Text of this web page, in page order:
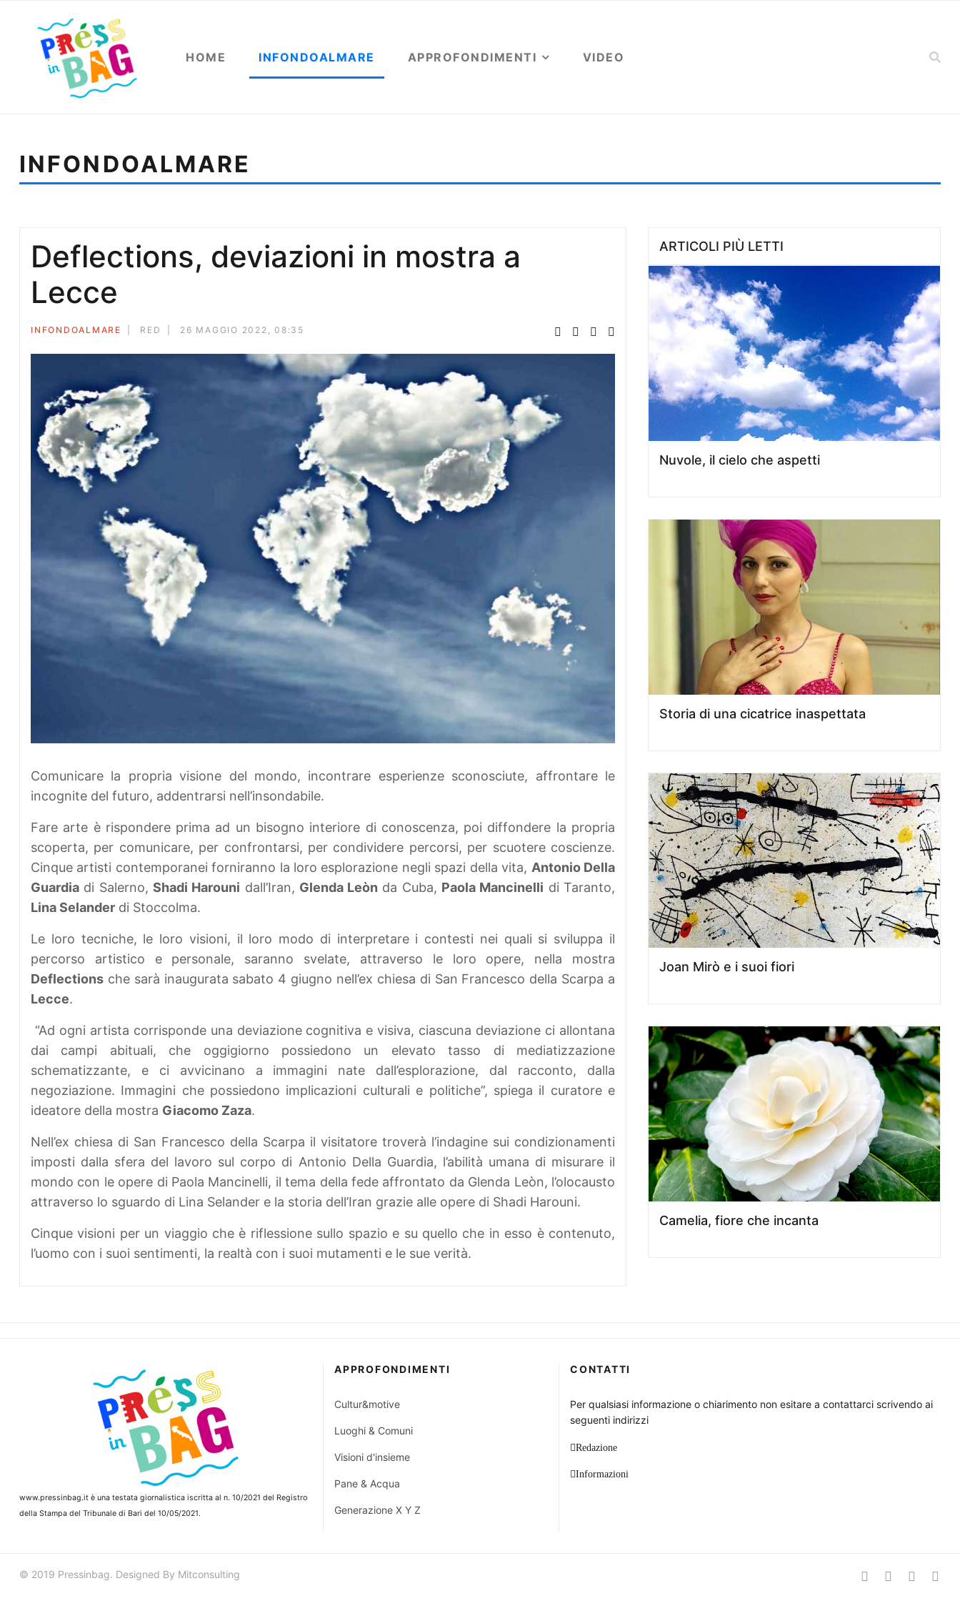
HOME INFONDOALMARE APPROFONDIMENTI VIDEO
INFONDOALMARE
Deflections, deviazioni in mostra a
Lecce
INFONDOALMARE RED 26 MAGGIO 2022, 08:35
Comunicare la propria visione del mondo, incontrare esperienze sconosciute, affrontare le
incognite del futuro, addentrarsi nell’insondabile.
Fare arte è rispondere prima ad un bisogno interiore di conoscenza, poi diffondere la propria
scoperta, per comunicare, per confrontarsi, per condividere percorsi, per scuotere coscienze.
Cinque artisti contemporanei forniranno la loro esplorazione negli spazi della vita, Antonio Della
Guardia di Salerno, Shadi Harouni dall’Iran, Glenda Leòn da Cuba, Paola Mancinelli di Taranto,
Lina Selander di Stoccolma.
Le loro tecniche, le loro visioni, il loro modo di interpretare i contesti nei quali si sviluppa il
percorso artistico e personale, saranno svelate, attraverso le loro opere, nella mostra
Deflections che sarà inaugurata sabato 4 giugno nell’ex chiesa di San Francesco della Scarpa a
Lecce.
“Ad ogni artista corrisponde una deviazione cognitiva e visiva, ciascuna deviazione ci allontana
dai campi abituali, che oggigiorno possiedono un elevato tasso di mediatizzazione
schematizzante, e ci avvicinano a immagini nate dall’esplorazione, dal racconto, dalla
negoziazione. Immagini che possiedono implicazioni culturali e politiche”, spiega il curatore e
ideatore della mostra Giacomo Zaza.
Nell’ex chiesa di San Francesco della Scarpa il visitatore troverà l’indagine sui condizionamenti
imposti dalla sfera del lavoro sul corpo di Antonio Della Guardia, l’abilità umana di misurare il
mondo con le opere di Paola Mancinelli, il tema della fede affrontato da Glenda Leòn, l’olocausto
attraverso lo sguardo di Lina Selander e la storia dell’Iran grazie alle opere di Shadi Harouni.
Cinque visioni per un viaggio che è riflessione sullo spazio e su quello che in esso è contenuto,
l’uomo con i suoi sentimenti, la realtà con i suoi mutamenti e le sue verità.
ARTICOLI PIÙ LETTI
Nuvole, il cielo che aspetti
Storia di una cicatrice inaspettata
Joan Mirò e i suoi fiori
Camelia, fiore che incanta
www.pressinbag.it è una testata giornalistica iscritta al n. 10/2021 del Registro
della Stampa del Tribunale di Bari del 10/05/2021.
APPROFONDIMENTI
Cultur&motive
Luoghi & Comuni
Visioni d'insieme
Pane & Acqua
Generazione X Y Z
CONTATTI
Per qualsiasi informazione o chiarimento non esitare a contattarci scrivendo ai
seguenti indirizzi
Redazione
Informazioni
© 2019 Pressinbag. Designed By Mitconsulting